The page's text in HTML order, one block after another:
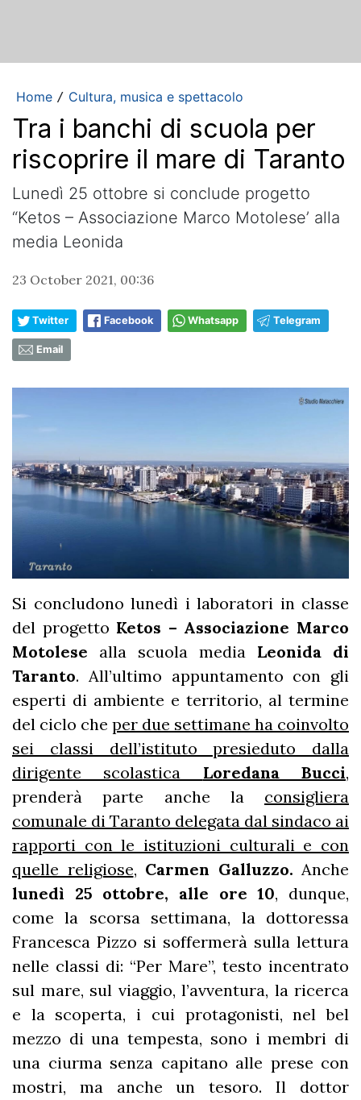
Home / Cultura, musica e spettacolo
Tra i banchi di scuola per
riscoprire il mare di Taranto
Lunedì 25 ottobre si conclude progetto
“Ketos – Associazione Marco Motolese’ alla
media Leonida
23 October 2021, 00:36
Twitter Facebook Whatsapp Telegram
Email
Si concludono lunedì i laboratori in classe
del progetto Ketos – Associazione Marco
Motolese alla scuola media Leonida di
Taranto. All’ultimo appuntamento con gli
esperti di ambiente e territorio, al termine
del ciclo che per due settimane ha coinvolto
sei classi dell’istituto presieduto dalla
dirigente scolastica Loredana Bucci,
prenderà parte anche la consigliera
comunale di Taranto delegata dal sindaco ai
rapporti con le istituzioni culturali e con
quelle religiose, Carmen Galluzzo. Anche
lunedì 25 ottobre, alle ore 10, dunque,
come la scorsa settimana, la dottoressa
Francesca Pizzo si soffermerà sulla lettura
nelle classi di: “Per Mare”, testo incentrato
sul mare, sul viaggio, l’avventura, la ricerca
e la scoperta, i cui protagonisti, nel bel
mezzo di una tempesta, sono i membri di
una ciurma senza capitano alle prese con
mostri, ma anche un tesoro. Il dottor